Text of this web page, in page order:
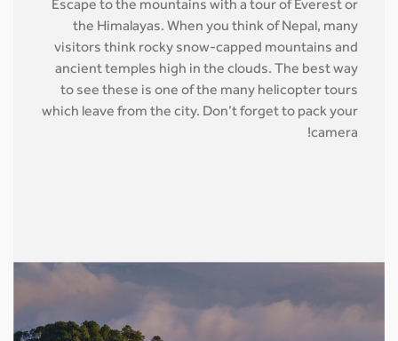
Escape to the mountains with a tour of Everest or
the Himalayas. When you think of Nepal, many
visitors think rocky snow-capped mountains and
ancient temples high in the clouds. The best way
to see these is one of the many helicopter tours
which leave from the city. Don’t forget to pack your
camera!